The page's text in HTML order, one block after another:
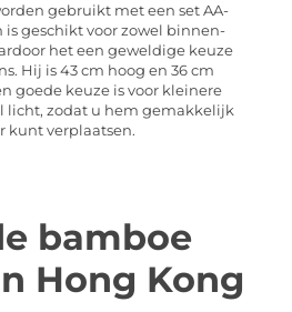
gebruikt met een set AA-
is geschikt voor zowel binnen-
het een geweldige keuze
Hij is 43 cm hoog en 36 cm
goede keuze is voor kleinere
licht, zodat u hem gemakkelijk
kunt verplaatsen.
bamboe
Hong Kong